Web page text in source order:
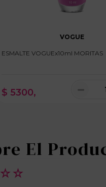
VOGUE
ESMALTE VOGUEx10ml MORITAS
$ 5300, －
☆ ☆